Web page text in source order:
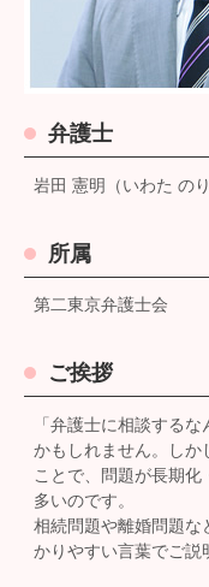
弁護士
岩田 憲明（いわた のり
所属
第二東京弁護士会
ご挨拶
「弁護士に相談する
かもしれません。しか
ことで、問題が長期
多いのです。
相続問題や離婚問題な
かりやすい言葉でご説